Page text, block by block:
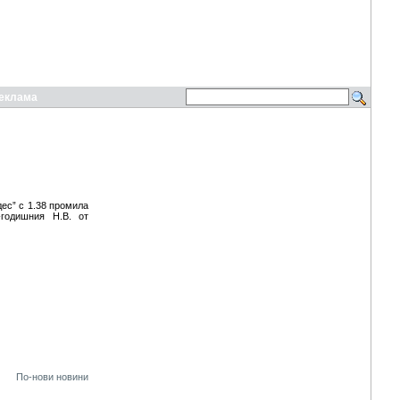
с 1.38 промила
годишния Н.В. от
По-нови новини